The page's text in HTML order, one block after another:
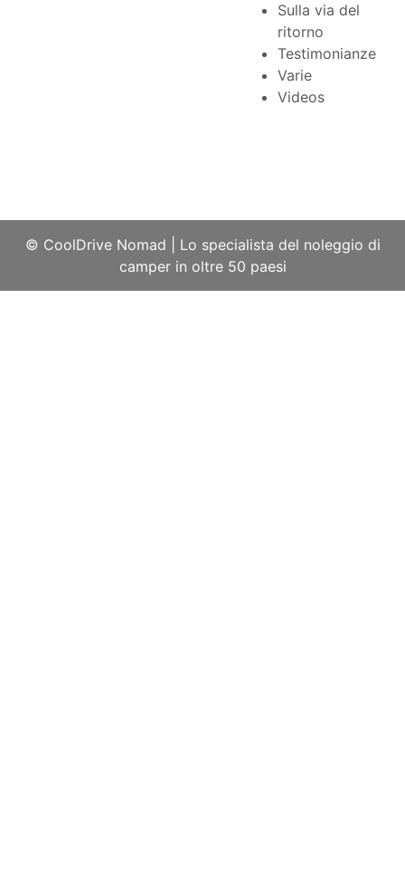
Sulla via del
ritorno
Testimonianze
Varie
Videos
© CoolDrive Nomad
Lo specialista del noleggio di
camper in oltre 50 paesi